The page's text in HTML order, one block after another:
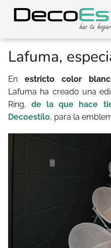
Lafuma,
En estricto color
Lafuma ha creado una
Ring,de la que hace
Decoestilo, para la